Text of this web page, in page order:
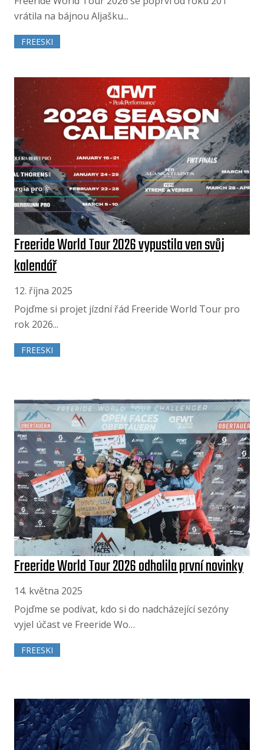
vrátila na bájnou Aljašku...
FREESKI
Freeride World Tour 2026 vypustila ven svůj
kalendář
12. října 2025
Pojďme si projet jízdní řád Freeride World Tour pro
rok 2026...
FREESKI
Freeride World Tour 2026 odhalila první novinky
14. května 2025
Pojďme se podívat, kdo si do nadcházející sezóny
vyjel účast ve Freeride Wo…
FREESKI